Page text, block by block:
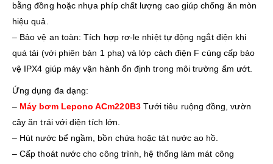
bằng đồng hoặc nhựa phíp chất lượng cao giúp chống ăn mòn
hiệu quả.
– Bảo vệ an toàn: Tích hợp rơ-le nhiệt tự động ngắt điện khi
quá tải (với phiên bản 1 pha) và lớp cách điện F cùng cấp bảo
vệ IPX4 giúp máy vận hành ổn định trong môi trường ẩm ướt.
Ứng dụng đa dạng:
– Máy bơm Lepono ACm220B3Tưới tiêu ruộng đồng, vườn
cây ăn trái với diện tích lớn.
– Hút nước bể ngầm, bồn chứa hoặc tát nước ao hồ.
– Cấp thoát nước cho công trình, hệ thống làm mát công